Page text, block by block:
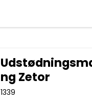
ng Zetor
1339